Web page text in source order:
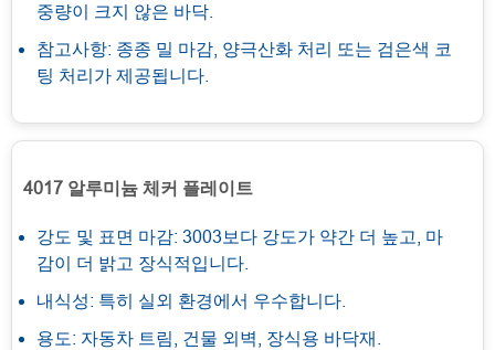
중량이 크지 않은 바닥.
참고사항: 종종 밀 마감, 양극산화 처리 또는 검은색 코
팅 처리가 제공됩니다.
4017 알루미늄 체커 플레이트
강도 및 표면 마감: 3003보다 강도가 약간 더 높고, 마
감이 더 밝고 장식적입니다.
내식성: 특히 실외 환경에서 우수합니다.
용도: 자동차 트림, 건물 외벽, 장식용 바닥재.